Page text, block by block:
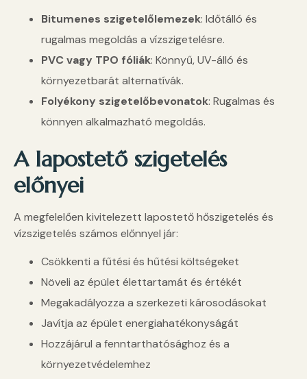
Bitumenes szigetelőlemezek: Időtálló és
rugalmas megoldás a vízszigetelésre.
PVC vagy TPO fóliák: Könnyű, UV-álló és
környezetbarát alternatívák.
Folyékony szigetelőbevonatok: Rugalmas és
könnyen alkalmazható megoldás.
A lapostető szigetelés
előnyei
A megfelelően kivitelezett lapostető hőszigetelés és
vízszigetelés számos előnnyel jár:
Csökkenti a fűtési és hűtési költségeket
Növeli az épület élettartamát és értékét
Megakadályozza a szerkezeti károsodásokat
Javítja az épület energiahatékonyságát
Hozzájárul a fenntarthatósághoz és a
környezetvédelemhez